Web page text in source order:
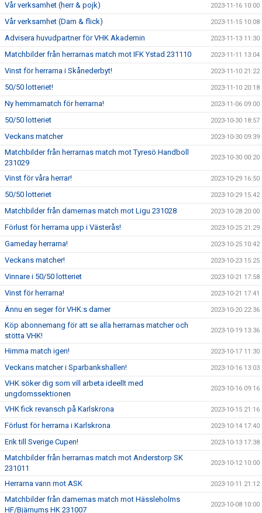
Vår verksamhet (herr & pojk) 2023-11-16 10:00
Vår verksamhet (Dam & flick) 2023-11-15 10:08
Advisera huvudpartner för VHK Akademin 2023-11-13 11:30
Matchbilder från herrarnas match mot IFK Ystad 231110 2023-11-11 13:04
Vinst för herrarna i Skånederbyt! 2023-11-10 21:22
50/50 lotteriet! 2023-11-10 20:18
Ny hemmamatch för herrarna! 2023-11-06 09:00
50/50 lotteriet 2023-10-30 18:57
Veckans matcher 2023-10-30 09:39
Matchbilder från herrarnas match mot Tyresö Handboll
231029
2023-10-30 00:20
Vinst för våra herrar! 2023-10-29 16:50
50/50 lotteriet 2023-10-29 15:42
Matchbilder från damernas match mot Ligu 231028 2023-10-28 20:00
Förlust för herrarna upp i Västerås! 2023-10-25 21:29
Gameday herrarna! 2023-10-25 10:42
Veckans matcher! 2023-10-23 15:25
Vinnare i 50/50 lotteriet 2023-10-21 17:58
Vinst för herrarna! 2023-10-21 17:41
Ännu en seger för VHK:s damer 2023-10-20 22:36
Köp abonnemang för att se alla herrarnas matcher och
stötta VHK!
2023-10-19 13:36
Himma match igen! 2023-10-17 11:30
Veckans matcher i Sparbankshallen! 2023-10-16 13:03
VHK söker dig som vill arbeta ideellt med
ungdomssektionen
2023-10-16 09:16
VHK fick revansch på Karlskrona 2023-10-15 21:16
Förlust för herrarna i Karlskrona 2023-10-14 17:40
Erik till Sverige Cupen! 2023-10-13 17:38
Matchbilder från herrarnas match mot Anderstorp SK
231011
2023-10-12 10:00
Herrarna vann mot ASK 2023-10-11 21:12
Matchbilder från damernas match mot Hässleholms
HF/Bjärnums HK 231007
2023-10-08 10:00